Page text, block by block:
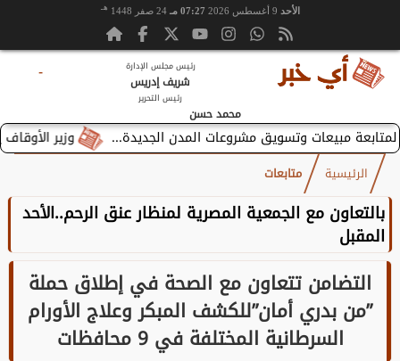
الأحد 07:27 مـ 24 صفر 1448 هـ
رئيس مجلس الإدارة
شريف إدريس
رئيس التحرير
محمد حسن
-
وزير الأوقاف يستقبل
الرئيسية متابعات
بالتعاون مع الجمعية المصرية لمنظار عنق الرحم..الأحد
المقبل
التضامن تتعاون مع الصحة في إطلاق حملة
”من بدري أمان”للكشف المبكر وعلاج الأورام
السرطانية المختلفة في 9 محافظات